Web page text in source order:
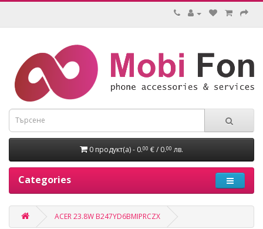
0 продукт(а) - 0.00 € / 0.00 лв.
Categories
ACER 23.8W B247YD6BMIPRCZX